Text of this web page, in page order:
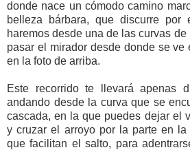
donde nace un cómodo camino
belleza bárbara, que discurre
haremos desde una de las curvas
pasar el mirador desde donde se ve
en la foto de arriba.
Este recorrido te llevará apenas
andando desde la curva que se
cascada, en la que puedes dejar el
y cruzar el arroyo por la parte en
que facilitan el salto, para